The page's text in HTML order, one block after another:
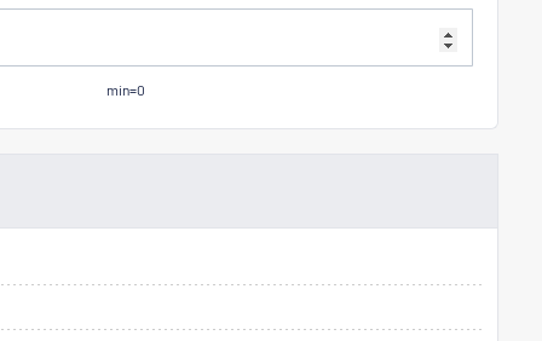
min=0